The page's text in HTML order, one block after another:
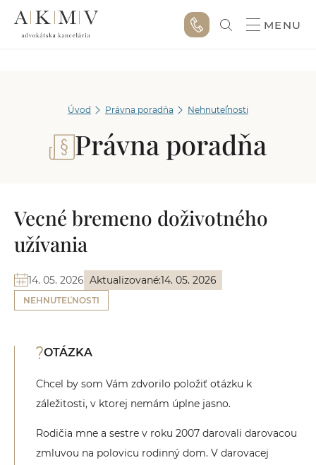
MENU
Úvod Právna poradňa Nehnuteľnosti
Právna poradňa
Vecné bremeno doživotného
užívania
14. 05. 2026 Aktualizované:14. 05. 2026
NEHNUTEĽNOSTI
OTÁZKA
Chcel by som Vám zdvorilo položiť otázku k
záležitosti, v ktorej nemám úplne jasno.
Rodičia mne a sestre v roku 2007 darovali darovacou
zmluvou na polovicu rodinný dom. V darovacej